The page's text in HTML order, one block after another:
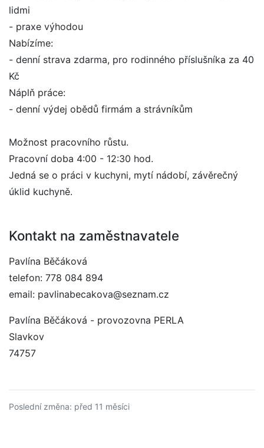
lidmi
- praxe výhodou
Nabízíme:
- denní strava zdarma, pro rodinného příslušníka za 40
Kč
Náplň práce:
- denní výdej obědů firmám a strávníkům
Možnost pracovního růstu.
Pracovní doba 4:00 - 12:30 hod.
Jedná se o práci v kuchyni, mytí nádobí, závěrečný
úklid kuchyně.
Kontakt na zaměstnavatele
Pavlína Běčáková
telefon: 778 084 894
email: pavlinabecakova@seznam.cz
Pavlína Běčáková - provozovna PERLA
Slavkov
74757
Poslední změna: před 11 měsíci